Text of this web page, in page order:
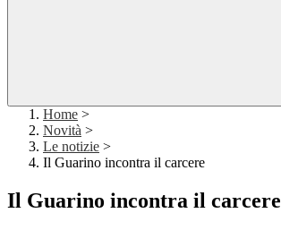
Home >
Novità >
Le notizie >
Il Guarino incontra il carcere
Il Guarino incontra il carcere